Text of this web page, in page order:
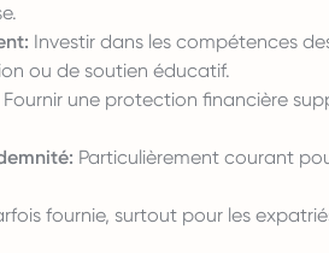
Investir dans les compétences
ou de soutien éducatif.
Fournir une protection financière
Particulièrement courant
fournie, surtout pour les